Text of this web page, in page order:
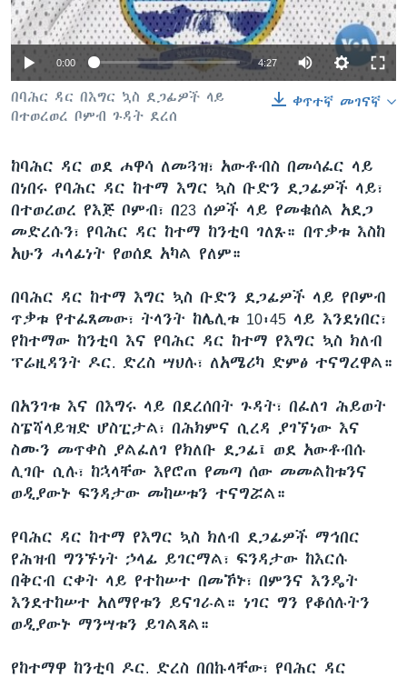
ቋንቋዎች
0:00 4:27
ቀጥተኛ መገናኛ
በባሕር ዳር በእግር ኳስ ደጋፊዎች ላይ
በተወረወረ ቦምብ ጉዳት ደረሰ
ከባሕር ዳር ወደ ሐዋሳ ለመጓዝ፣ አውቶብስ በመሳፈር ላይ
በነበሩ የባሕር ዳር ከተማ እግር ኳስ ቡድን ደጋፊዎች ላይ፣
በተወረወረ የእጅ ቦምብ፣ በ23 ሰዎች ላይ የመቁሰል አደጋ
መድረሱን፣ የባሕር ዳር ከተማ ከንቲባ ገለጹ። በጥቃቱ እስከ
አሁን ሓላፊነት የወሰደ አካል የለም።
በባሕር ዳር ከተማ እግር ኳስ ቡድን ደጋፊዎች ላይ የቦምብ
ጥቃቱ የተፈጸመው፣ ትላንት ከሌሊቱ 10፡45 ላይ እንደነበር፣
የከተማው ከንቲባ እና የባሕር ዳር ከተማ የእግር ኳስ ክለብ
ፕሬዚዳንት ዶር. ድረስ ሣህሉ፣ ለአሜሪካ ድምፅ ተናግረዋል።
በአንገቱ እና በእግሩ ላይ በደረሰበት ጉዳት፣ በፈለገ ሕይወት
ስፔሻላይዝድ ሆስፒታል፣ በሕክምና ሲረዳ ያገኘነው እና
ስሙን መጥቀስ ያልፈለገ የክለቡ ደጋፊ፤ ወደ አውቶብሱ
ሊገቡ ሲሉ፣ ከኋላቸው እየሮጠ የመጣ ሰው መመልከቱንና
ወዲያውኑ ፍንዳታው መከሠቱን ተናግሯል።
የባሕር ዳር ከተማ የእግር ኳስ ክለብ ደጋፊዎች ማኅበር
የሕዝብ ግንኙነት ኃላፊ ይገርማል፣ ፍንዳታው ከእርሱ
በቅርብ ርቀት ላይ የተከሠተ በመኾኑ፣ በምንና እንዴት
እንደተከሠተ አለማየቱን ይናገራል። ነገር ግን የቆሰሉትን
ወዲያውኑ ማንሣቱን ይገልጻል።
የከተማዋ ከንቲባ ዶር. ድረስ በበኩላቸው፣ የባሕር ዳር